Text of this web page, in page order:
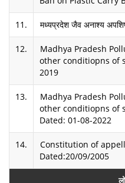
11. मध्‍यप्रदेश जैव अनाश्‍य
12.
Madhya Pradesh
other conditiopns of
2019
13.
Madhya Pradesh
other conditiopns of
Dated: 01-08-2022
14.
Constitution of
Dated:20/09/2005